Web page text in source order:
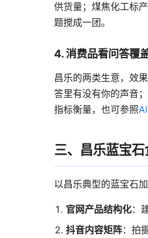
供货量；煤焦化工标
题搅成一团。
4. 消费品看问答覆
昌乐的两类生意，效
答里有没有你的声音
指标衡量，也可参照
三、昌乐蓝宝
以昌乐典型的蓝宝石
官网产品结构化：
抖音内容矩阵：拍